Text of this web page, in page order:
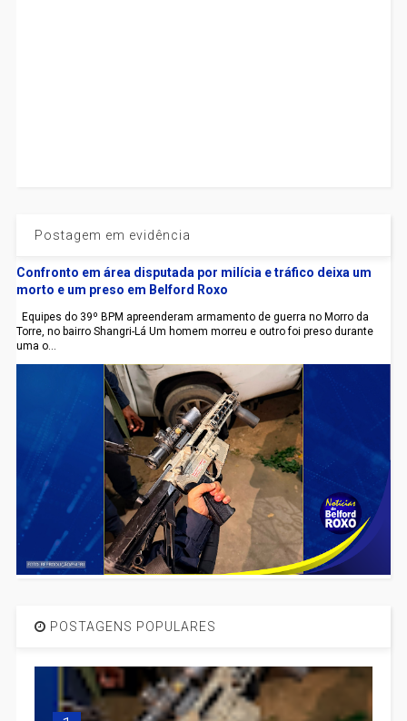
Postagem em evidência
Confronto em área disputada por milícia e tráfico deixa um
morto e um preso em Belford Roxo
Equipes do 39º BPM apreenderam armamento de guerra no Morro da
Torre, no bairro Shangri-Lá Um homem morreu e outro foi preso durante
uma o...
POSTAGENS POPULARES